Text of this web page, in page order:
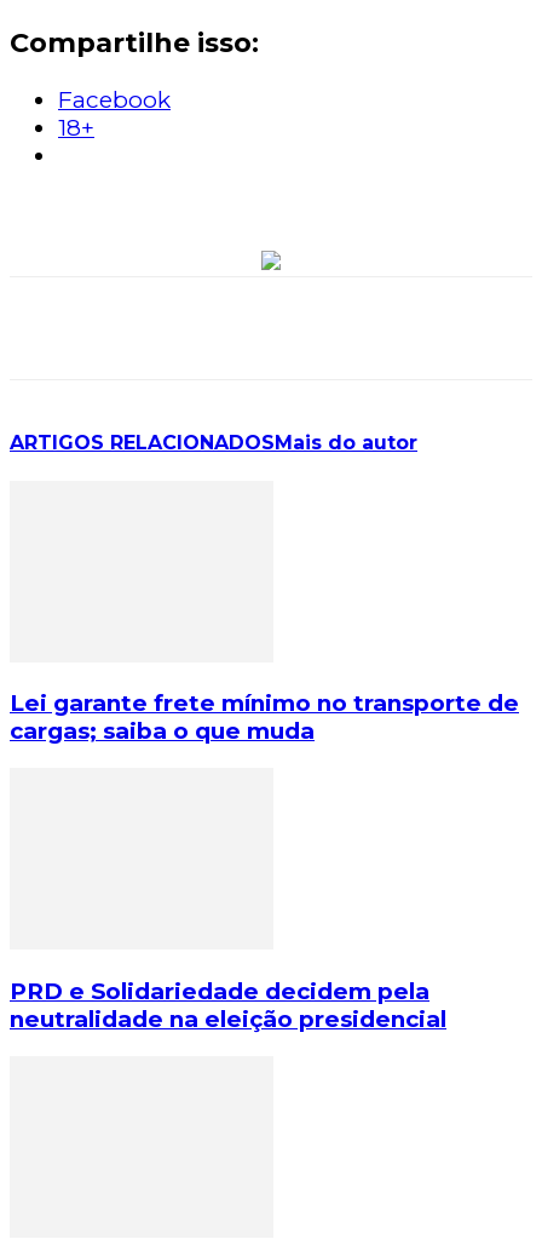
Compartilhe isso:
Facebook
18+
ARTIGOS RELACIONADOS Mais do autor
Lei garante frete mínimo no transporte de
cargas; saiba o que muda
PRD e Solidariedade decidem pela
neutralidade na eleição presidencial